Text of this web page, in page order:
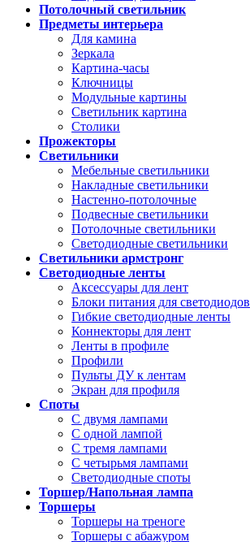
Потолочный светильник
Предметы интерьера
Для камина
Зеркала
Картина-часы
Ключницы
Модульные картины
Светильник картина
Столики
Прожекторы
Светильники
Мебельные светильники
Накладные светильники
Настенно-потолочные
Подвесные светильники
Потолочные светильники
Светодиодные светильники
Светильники армстронг
Светодиодные ленты
Аксессуары для лент
Блоки питания для светодиодов
Гибкие светодиодные ленты
Коннекторы для лент
Ленты в профиле
Профили
Пульты ДУ к лентам
Экран для профиля
Споты
С двумя лампами
С одной лампой
С тремя лампами
С четырьмя лампами
Светодиодные споты
Торшер/Напольная лампа
Торшеры
Торшеры на треноге
Торшеры с абажуром